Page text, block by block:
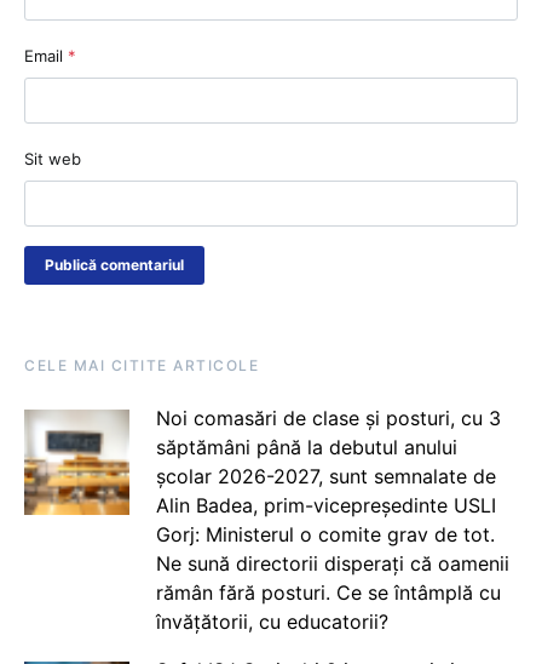
Email *
Sit web
CELE MAI CITITE ARTICOLE
Noi comasări de clase și posturi, cu 3
săptămâni până la debutul anului
școlar 2026-2027, sunt semnalate de
Alin Badea, prim-vicepreședinte USLI
Gorj: Ministerul o comite grav de tot.
Ne sună directorii disperați că oamenii
rămân fără posturi. Ce se întâmplă cu
învățătorii, cu educatorii?